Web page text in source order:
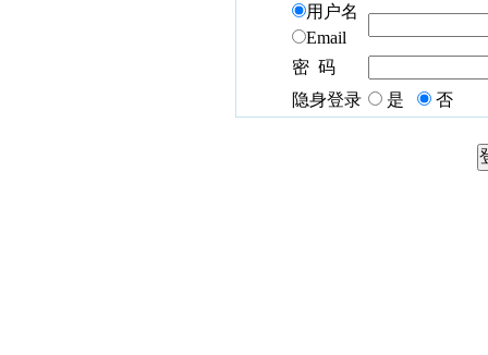
用户名
Email
密 码
隐身登录
是 否